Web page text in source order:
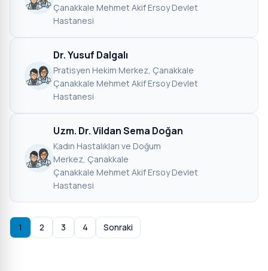
Çanakkale Mehmet Akif Ersoy Devlet
Hastanesi
Dr. Yusuf Dalgalı
Pratisyen Hekim·Merkez, Çanakkale·
Çanakkale Mehmet Akif Ersoy Devlet
Hastanesi
Uzm. Dr. Vildan Sema Doğan
Kadın Hastalıkları ve Doğum·
Merkez, Çanakkale·
Çanakkale Mehmet Akif Ersoy Devlet
Hastanesi
1 2 3 4 Sonraki